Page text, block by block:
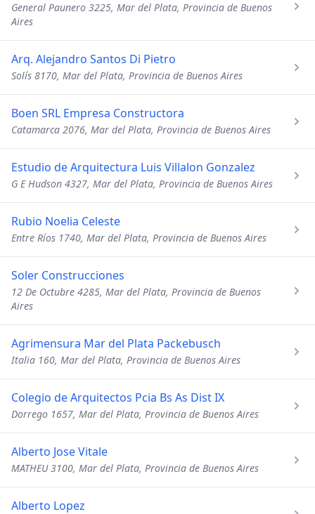
General Paunero 3225, Mar del Plata, Provincia de Buenos
Aires
Arq. Alejandro Santos Di Pietro
Solís 8170, Mar del Plata, Provincia de Buenos Aires
Boen SRL Empresa Constructora
Catamarca 2076, Mar del Plata, Provincia de Buenos Aires
Estudio de Arquitectura Luis Villalon Gonzalez
G E Hudson 4327, Mar del Plata, Provincia de Buenos Aires
Rubio Noelia Celeste
Entre Ríos 1740, Mar del Plata, Provincia de Buenos Aires
Soler Construcciones
12 De Octubre 4285, Mar del Plata, Provincia de Buenos
Aires
Agrimensura Mar del Plata Packebusch
Italia 160, Mar del Plata, Provincia de Buenos Aires
Colegio de Arquitectos Pcia Bs As Dist IX
Dorrego 1657, Mar del Plata, Provincia de Buenos Aires
Alberto Jose Vitale
MATHEU 3100, Mar del Plata, Provincia de Buenos Aires
Alberto Lopez